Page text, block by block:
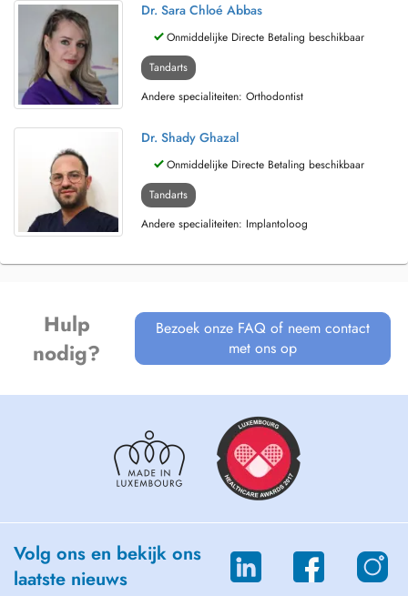
Dr. Sara Chloé Abbas
Onmiddelijke Directe Betaling beschikbaar
Tandarts
Andere specialiteiten: Orthodontist
Dr. Shady Ghazal
Onmiddelijke Directe Betaling beschikbaar
Tandarts
Andere specialiteiten: Implantoloog
Hulp
nodig?
Bezoek onze FAQ of neem contact
met ons op
Volg ons en bekijk ons
laatste nieuws